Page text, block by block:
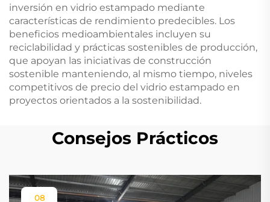
inversión en vidrio estampado mediante
características de rendimiento predecibles. Los
beneficios medioambientales incluyen su
reciclabilidad y prácticas sostenibles de producción,
que apoyan las iniciativas de construcción
sostenible manteniendo, al mismo tiempo, niveles
competitivos de precio del vidrio estampado en
proyectos orientados a la sostenibilidad.
Consejos Prácticos
08